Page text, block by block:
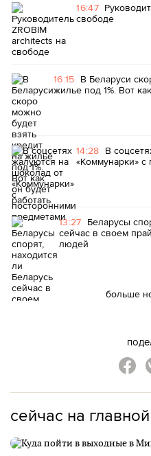
16:47
свободе
16:15 В Беларуси
жилье под 1%. Вот
14:28 В
«Коммунарки»
13:27 Беларусы
сейчас в своем
людей
больше
сейчас на главной